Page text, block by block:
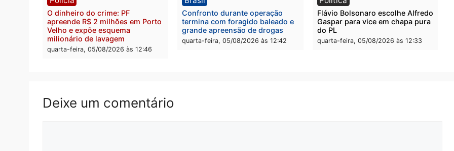
Política
Jônatas França é aprovado na
convenção e confirmado
candidato a deputado federal
Brasil
TCE reúne candidatos ao
Governo e apresenta
Política
Violência domina o debate
eleitoral e segurança vira